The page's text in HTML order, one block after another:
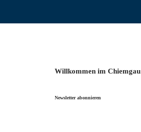
Willkommen im Chiemgau
Newsletter abonnieren